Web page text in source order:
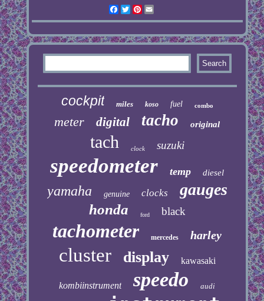
Facebook
TwitterPinterest
cockpit miles koso fuel combo
meter digital tacho original
tach clock suzuki
speedometer temp diesel
yamaha genuine clocks gauges
honda ford black
tachometer mercedes harley
cluster display kawasaki
kombiinstrument speedo audi